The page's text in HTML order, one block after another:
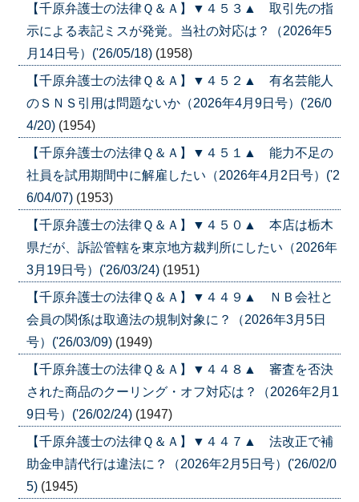
【千原弁護士の法律Ｑ＆Ａ】▼４５３▲ 取引先の指
示による表記ミスが発覚。当社の対応は？（2026年5
月14日号）('26/05/18) (1958)
【千原弁護士の法律Ｑ＆Ａ】▼４５２▲ 有名芸能人
のＳＮＳ引用は問題ないか（2026年4月9日号）('26/0
4/20) (1954)
【千原弁護士の法律Ｑ＆Ａ】▼４５１▲ 能力不足の
社員を試用期間中に解雇したい（2026年4月2日号）('2
6/04/07) (1953)
【千原弁護士の法律Ｑ＆Ａ】▼４５０▲ 本店は栃木
県だが、訴訟管轄を東京地方裁判所にしたい（2026年
3月19日号）('26/03/24) (1951)
【千原弁護士の法律Ｑ＆Ａ】▼４４９▲ ＮＢ会社と
会員の関係は取適法の規制対象に？（2026年3月5日
号）('26/03/09) (1949)
【千原弁護士の法律Ｑ＆Ａ】▼４４８▲ 審査を否決
された商品のクーリング・オフ対応は？（2026年2月1
9日号）('26/02/24) (1947)
【千原弁護士の法律Ｑ＆Ａ】▼４４７▲ 法改正で補
助金申請代行は違法に？（2026年2月5日号）('26/02/0
5) (1945)